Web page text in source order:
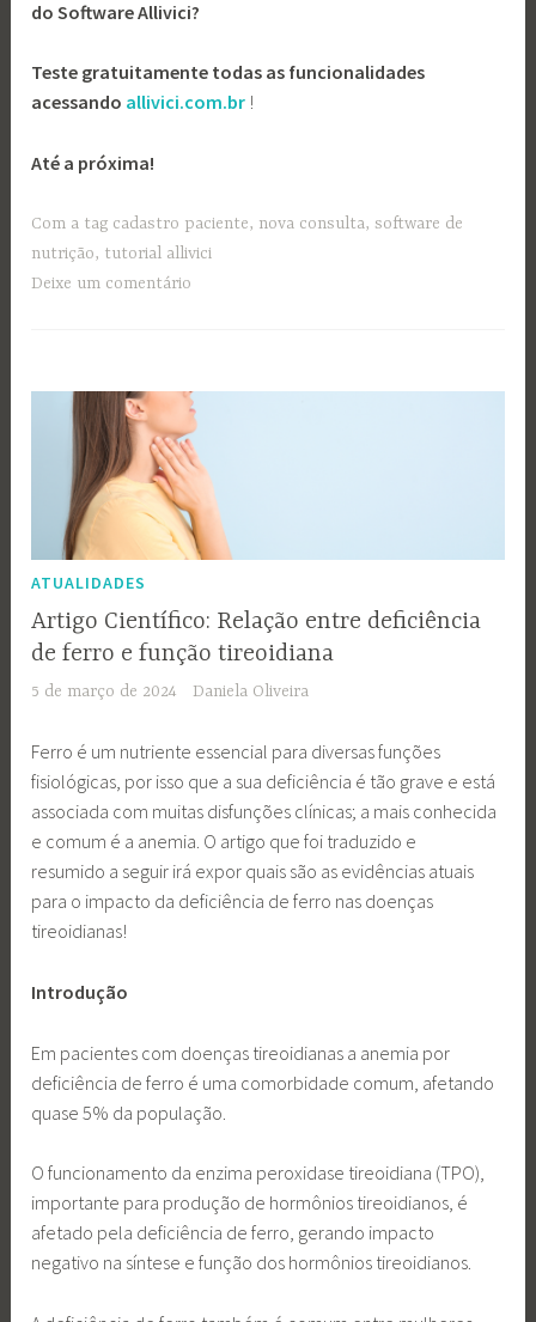
do Software Allivici?
Teste gratuitamente todas as funcionalidades
acessando allivici.com.br !
Até a próxima!
Com a tag cadastro paciente, nova consulta,software de
nutrição, tutorial allivici
Deixe um comentário
ATUALIDADES
Artigo Científico: Relação entre deficiência
de ferro e função tireoidiana
5 de março de 2024 Daniela Oliveira
Ferro é um nutriente essencial para diversas funções
fisiológicas, por isso que a sua deficiência é tão grave e está
associada com muitas disfunções clínicas; a mais conhecida
e comum é a anemia. O artigo que foi traduzido e
resumido a seguir irá expor quais são as evidências atuais
para o impacto da deficiência de ferro nas doenças
tireoidianas!
Introdução
Em pacientes com doenças tireoidianas a anemia por
deficiência de ferro é uma comorbidade comum, afetando
quase 5% da população.
O funcionamento da enzima peroxidase tireoidiana (TPO),
importante para produção de hormônios tireoidianos, é
afetado pela deficiência de ferro, gerando impacto
negativo na síntese e função dos hormônios tireoidianos.